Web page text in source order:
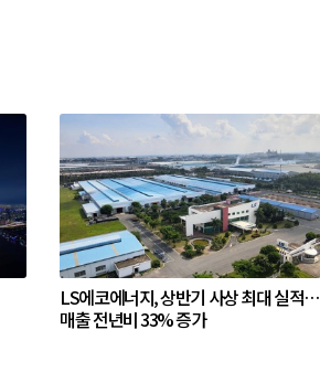
LS에코에너지, 상반기 사상 최대 실적…
매출 전년비 33% 증가